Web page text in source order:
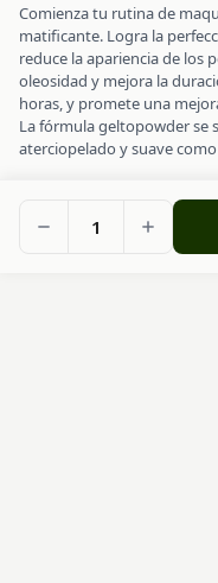
Comienza tu rutina de
matificante. Logra la
reduce la apariencia de los
oleosidad y mejora la
horas, y promete una
La fórmula geltopowder se
aterciopelado y suave
1